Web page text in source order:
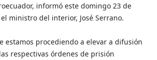
informó este domingo 23 de
ministro del interior, José Serrano.
estamos procediendo a elevar a difusión
respectivas órdenes de prisión